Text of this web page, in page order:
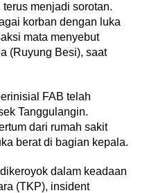
menjadi sorotan.
korban dengan luka
mata menyebut
(Ruyung Besi), saat
FAB telah
Tanggulangin.
dari rumah sakit
berat di bagian kepala.
dalam keadaan
(TKP), insident